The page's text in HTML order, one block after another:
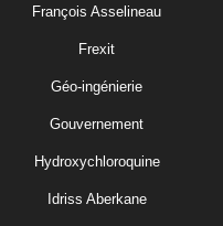
François Asselineau
Frexit
Géo-ingénierie
Gouvernement
Hydroxychloroquine
Idriss Aberkane